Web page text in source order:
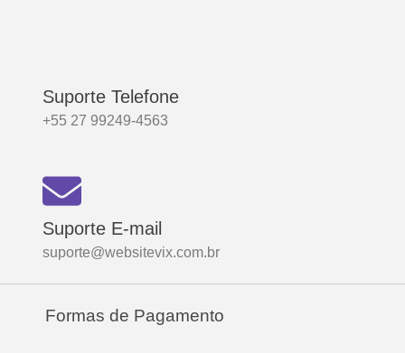
Suporte Telefone
+55 27 99249-4563
Suporte E-mail
suporte@websitevix.com.br
Formas de Pagamento